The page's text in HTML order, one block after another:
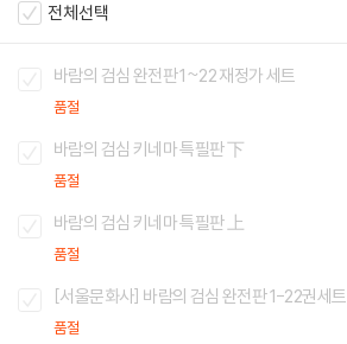
전체선택
바람의 검심 완전판 1~22 재정가 세트
품절
바람의 검심 키네마 특필판 下
품절
바람의 검심 키네마 특필판 上
품절
[서울문화사] 바람의 검심 완전판 1-22권세트
품절